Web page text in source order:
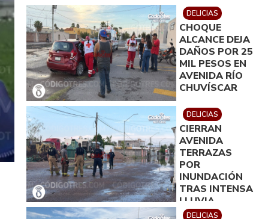
DELICIAS
CHOQUE
ALCANCE DEJA
DAÑOS POR 25
MIL PESOS EN
AVENIDA RÍO
CHUVÍSCAR
DELICIAS
CIERRAN
AVENIDA
TERRAZAS
POR
INUNDACIÓN
TRAS INTENSA
LLUVIA
DELICIAS